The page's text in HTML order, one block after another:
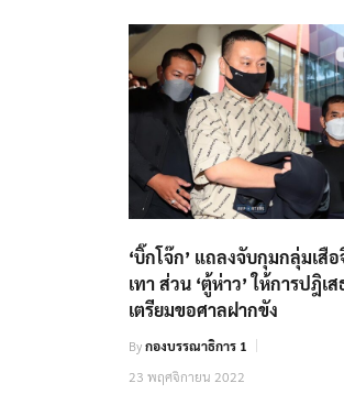
‘บิ๊กโจ๊ก’ แถลงจับกุมกลุ่มเสื
เทา ส่วน ‘ตู้ห่าว’ ให้การปฎิเส
เตรียมขอศาลฝากขัง
Byกองบรรณาธิการ 1
23 พฤศจิกายน 2022